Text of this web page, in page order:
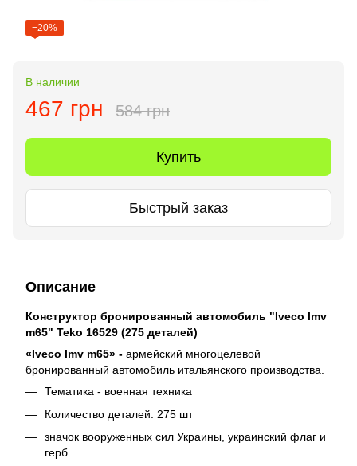
−20%
В наличии
467 грн 584 грн
Купить
Быстрый заказ
Описание
Конструктор бронированный автомобиль "Iveco lmv
m65" Teko 16529 (275 деталей)
«Iveco lmv m65» - армейский многоцелевой
бронированный автомобиль итальянского производства.
Тематика - военная техника
Количество деталей: 275 шт
значок вооруженных сил Украины, украинский флаг и
герб